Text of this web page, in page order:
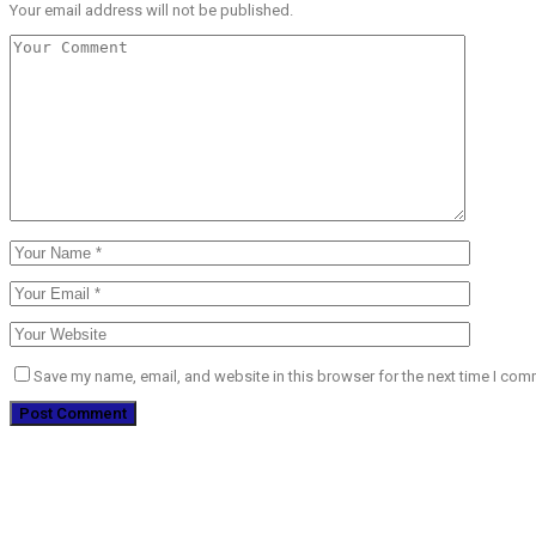
Your email address will not be published.
Save my name, email, and website in this browser for the next time I